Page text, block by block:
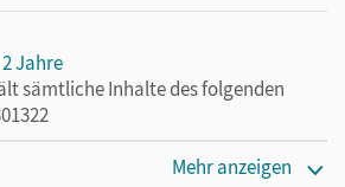
Jahre
sämtliche Inhalte des folgenden
Mehr anzeigen